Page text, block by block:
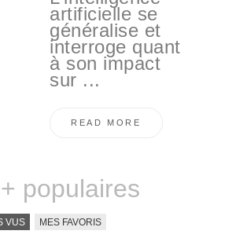
artificielle se
généralise et
interroge quant
à son impact
sur ...
READ MORE
populaires
VUS MES FAVORIS